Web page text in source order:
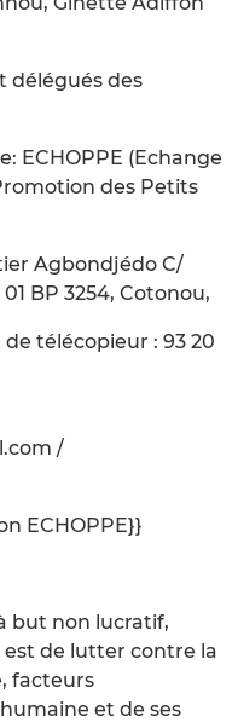
délégués des
ECHOPPE (Echange
des Petits
Agbondjédo C/
BP 3254, Cotonou,
télécopieur : 93 20
/
ECHOPPE}}
but non lucratif,
de lutter contre la
facteurs
et de ses